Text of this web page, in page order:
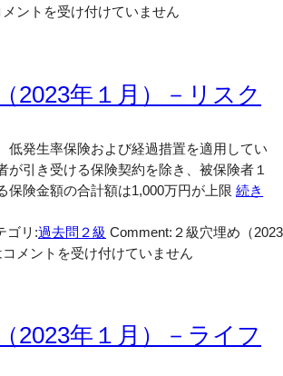
メントを受け付けていません
2023年１月）－リスク
低発生率保険および経過措置を適用してい
が引き受ける保険契約を除き、被保険者１
保険金額の合計額は1,000万円が上限続き
ゴリ:過去問２級 Comment: ２級穴埋め（2023
コメントを受け付けていません
2023年１月）－ライフ